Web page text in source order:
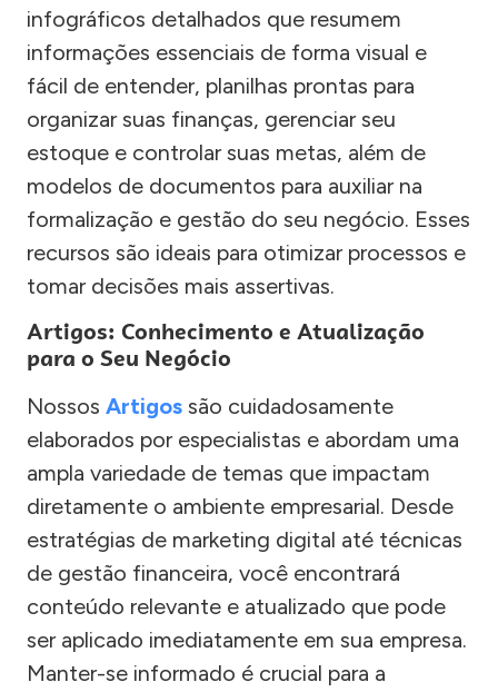
infográficos detalhados que resumem
informações essenciais de forma visual e
fácil de entender, planilhas prontas para
organizar suas finanças, gerenciar seu
estoque e controlar suas metas, além de
modelos de documentos para auxiliar na
formalização e gestão do seu negócio. Esses
recursos são ideais para otimizar processos e
tomar decisões mais assertivas.
Artigos: Conhecimento e Atualização
para o Seu Negócio
Nossos Artigos são cuidadosamente
elaborados por especialistas e abordam uma
ampla variedade de temas que impactam
diretamente o ambiente empresarial. Desde
estratégias de marketing digital até técnicas
de gestão financeira, você encontrará
conteúdo relevante e atualizado que pode
ser aplicado imediatamente em sua empresa.
Manter-se informado é crucial para a